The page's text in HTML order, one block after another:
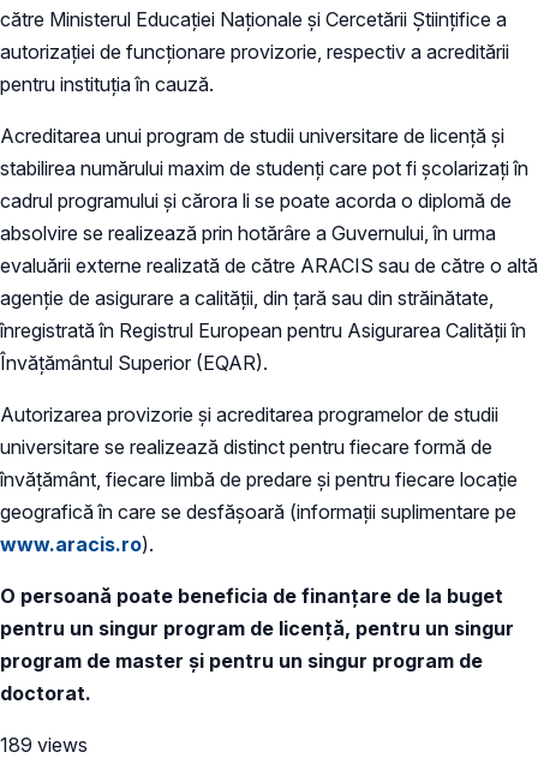
către Ministerul Educaţiei Naționale și Cercetării Științifice a
autorizaţiei de funcţionare provizorie, respectiv a acreditării
pentru instituţia în cauză.
Acreditarea unui program de studii universitare de licenţă şi
stabilirea numărului maxim de studenţi care pot fi şcolarizaţi în
cadrul programului şi cărora li se poate acorda o diplomă de
absolvire se realizează prin hotărâre a Guvernului, în urma
evaluării externe realizată de către ARACIS sau de către o altă
agenţie de asigurare a calităţii, din ţară sau din străinătate,
înregistrată în Registrul European pentru Asigurarea Calităţii în
Învăţământul Superior (EQAR).
Autorizarea provizorie şi acreditarea programelor de studii
universitare se realizează distinct pentru fiecare formă de
învăţământ, fiecare limbă de predare şi pentru fiecare locaţie
geografică în care se desfăşoară (informații suplimentare pe
www.aracis.ro).
O persoană poate beneficia de finanţare de la buget
pentru un singur program de licenţă, pentru un singur
program de master şi pentru un singur program de
doctorat.
189 views